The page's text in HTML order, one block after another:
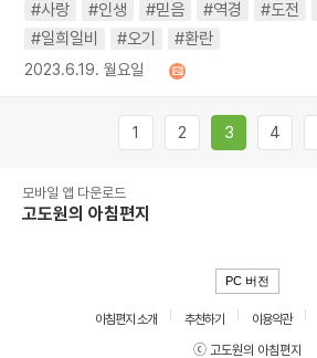
#사랑 #인생 #믿음 #역경 #도전
#일희일비
#오기 #환란
2023.6.19. 월요일
1 2 3 4
모바일 앱 다운로드
고도원의 아침편지
PC 버전
아침편지 소개 추천하기 이용약관
ⓒ 고도원의 아침편지